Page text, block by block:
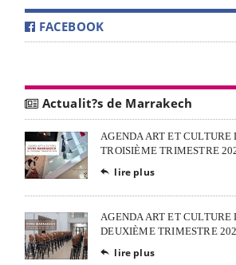
FACEBOOK
Actualit?s de Marrakech
AGENDA ART ET
TROISIÈME TRIMESTRE
 lire plus
AGENDA ART ET
DEUXIÈME TRIMESTRE
 lire plus